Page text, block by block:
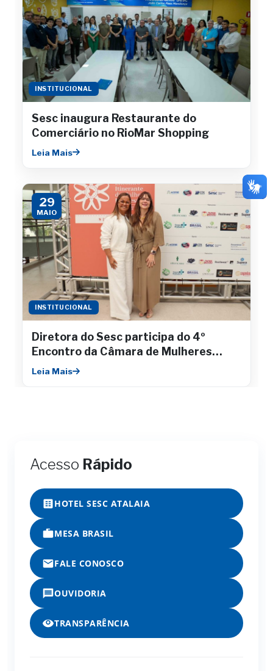
INSTITUCIONAL
Sesc inaugura Restaurante do
Comerciário no RioMar Shopping
Leia Mais
29
MAIO
INSTITUCIONAL
Diretora do Sesc participa do 4º
Encontro da Câmara de Mulheres
Empresárias da Fecomércio
Leia Mais
Acesso Rápido
HOTEL SESC ATALAIA
MESA BRASIL
FALE CONOSCO
OUVIDORIA
TRANSPARÊNCIA